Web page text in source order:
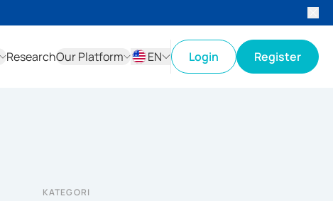
ResearchOur Platform
EN
Login Register
KATEGORI